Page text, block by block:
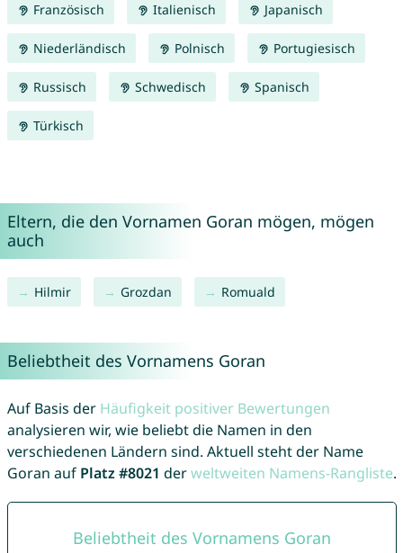
Französisch Italienisch Japanisch
Niederländisch Polnisch Portugiesisch
Russisch Schwedisch Spanisch
Türkisch
Eltern, die den Vornamen Goran mögen, mögen
auch
Hilmir Grozdan Romuald
Beliebtheit des Vornamens Goran
Auf Basis der Häufigkeit positiver Bewertungen
analysieren wir, wie beliebt die Namen in den
verschiedenen Ländern sind. Aktuell steht der Name
Goran auf Platz #8021 derweltweiten Namens-Rangliste.